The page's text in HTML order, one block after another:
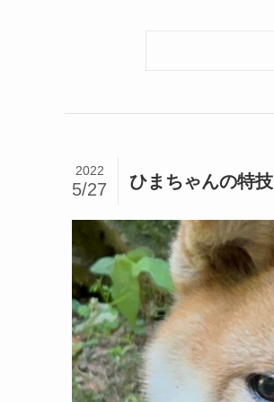
ひまちゃんの特技
2022
5/27